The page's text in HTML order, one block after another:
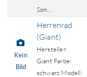
Son...
Kein
Bild
Herrenrad
(Giant)
Hersteller:
Giant Farbe:
schwarz Modell: